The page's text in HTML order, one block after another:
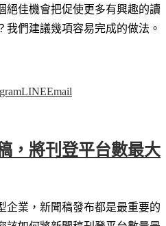
絕佳機會把促使更多有興趣的讀
我們建議幾項容易完成的做法。
LINEEmail
，將刊登平台數最大
企業，新聞稿發布都是最重要的